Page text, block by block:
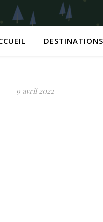
DESTINATIONS
9 avril 2022